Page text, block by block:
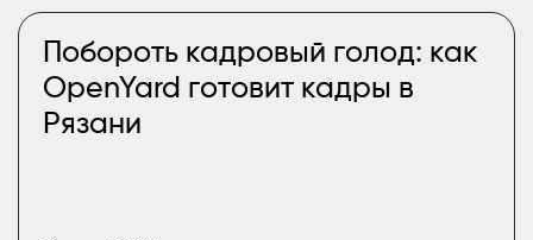
Побороть кадровый голод: как
OpenYard готовит кадры в
Рязани